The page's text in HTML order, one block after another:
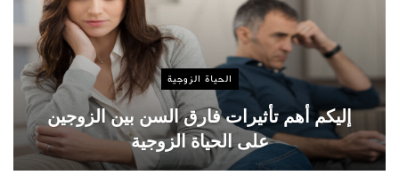
الحياة الزوجية
إليكم أهم تأثيرات فارق السن بين الزوجين
على الحياة الزوجية